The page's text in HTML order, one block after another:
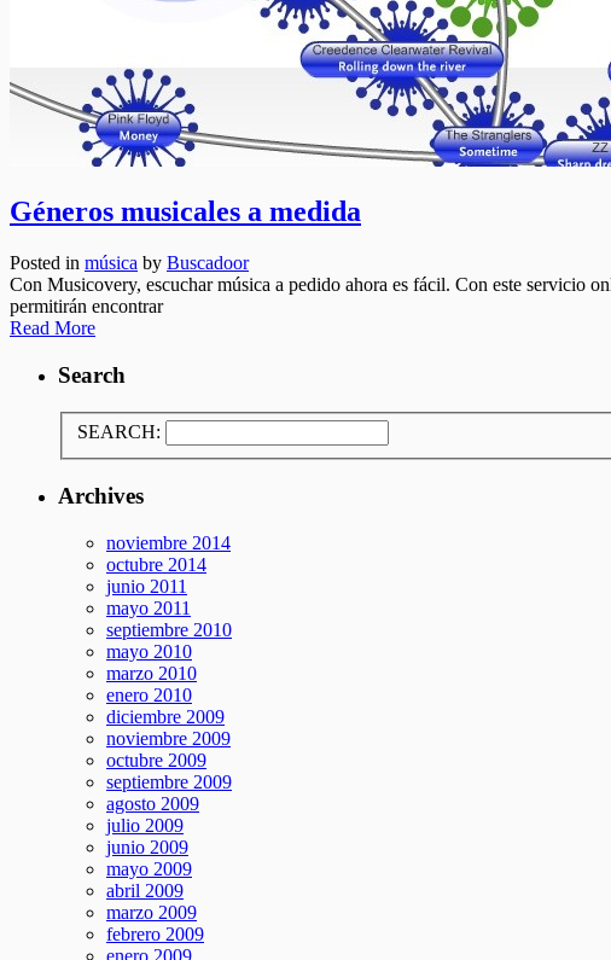
Géneros musicales a medida
Posted in música by Buscadoor
Con Musicovery, escuchar música a pedido ahora es fácil. Con este servicio
permitirán encontrar
Read More
Search
SEARCH:
Archives
noviembre 2014
octubre 2014
junio 2011
mayo 2011
septiembre 2010
mayo 2010
marzo 2010
enero 2010
diciembre 2009
noviembre 2009
octubre 2009
septiembre 2009
agosto 2009
julio 2009
junio 2009
mayo 2009
abril 2009
marzo 2009
febrero 2009
enero 2009